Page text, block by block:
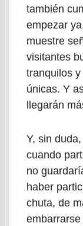
también
empezar
muestre
visitantes
tranquilos
únicas. Y
llegarán
Y, sin
cuando
no
haber
chuta, de